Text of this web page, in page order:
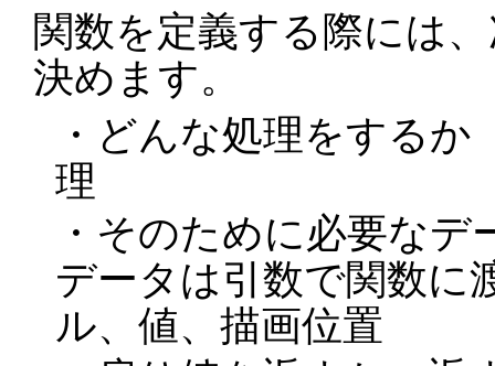
関数を定義する際には
決めます。
・どんな処理をする
理
・そのために必要なデ
データは引数で関数
ル、値、描画位置